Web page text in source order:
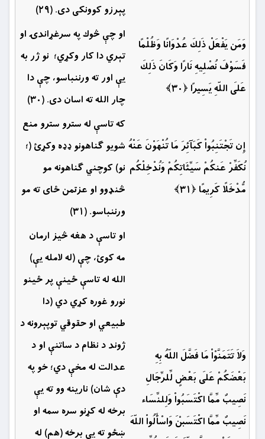
پېرزو کوونکى دى. (۲۹)
وَمَن يَفْعَلْ ذَلِكَ عُدْوَانًا وَظُلْمًا
فَسَوْفَ نُصْلِيهِ نَارًا وَكَانَ ذَلِكَ
عَلَى اللّهِ يَسِيرًا ﴿۳۰﴾
او چې څوك په سرغړاندۍ او
تېري دا كار وكړي؛ نو ژر به
يې اور ته ورننباسو، چې دا
چار الله ته اسان دى. (۳۰)
إِن تَجْتَنِبُواْ كَبَآئِرَ مَا تُنْهَوْنَ عَنْهُ
نُكَفِّرْ عَنكُمْ سَيِّئَاتِكُمْ وَنُدْخِلْكُم
مُّدْخَلًا كَرِيمًا ﴿۳۱﴾
که تاسې له سترو سترو منع
شویو ګناهونو ډډه وکړئ (؛
نو) کوچني ګناهونه مو
څنډوو او عزتمن ځای ته مو
ورننباسو. (۳۱)
وَلاَ تَتَمَنَّوْاْ مَا فَضَّلَ اللّهُ بِهِ
بَعْضَكُمْ عَلَى بَعْضٍ لِّلرِّجَالِ
نَصِيبٌ مِّمَّا اكْتَسَبُواْ وَلِلنِّسَاء
نَصِيبٌ مِّمَّا اكْتَسَبْنَ وَاسْأَلُواْ اللّهَ
او تاسې د هغه څيز ارمان
مه کوئ، چې (له لامله يې)
الله له تاسې ځينې پر ځينو
نورو غوره كړي دي (دا
طبيعي او حقوقي توپېرونه د
ژوند د نظام د ساتنې او د
عدالت له مخې دي؛ خو په
دې شان) نارينه وو ته یې
برخه له كړنو سره سمه او
ښځو ته یې برخه (هم) له